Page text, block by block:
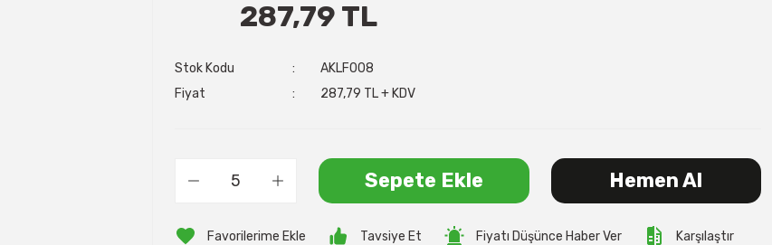
287,79 TL
Stok Kodu
AKLF008
Fiyat
287,79 TL + KDV
Sepete Ekle Hemen Al
Tavsiye Et Fiyatı Düşünce Haber Ver Karşılaştır